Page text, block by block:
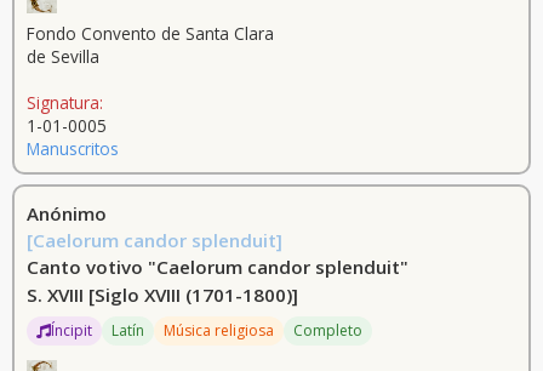
Fondo Convento de Santa Clara
de Sevilla
Signatura:
1-01-0005
Manuscritos
Anónimo
[Caelorum candor splenduit]
Canto votivo "Caelorum candor splenduit"
S. XVIII [Siglo XVIII (1701-1800)]
Íncipit Latín Música religiosa Completo